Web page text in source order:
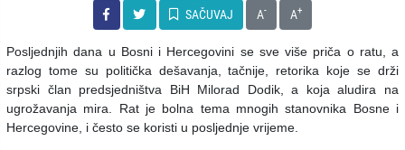
SAČUVAJ A- A+
Posljednjih dana u Bosni i Hercegovini se sve više priča o ratu, a
razlog tome su politička dešavanja, tačnije, retorika koje se drži
srpski član predsjedništva BiH Milorad Dodik, a koja aludira na
ugrožavanja mira. Rat je bolna tema mnogih stanovnika Bosne i
Hercegovine, i često se koristi u posljednje vrijeme.